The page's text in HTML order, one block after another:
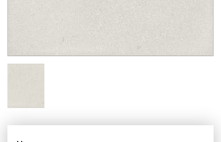
каждой детали. Доверьте создание своего
уникального пространства настенной плитке
Diesel Iris Camp Army Rock White 10x30 - и ваши
стены будут сиять особой элегантностью и стилем.